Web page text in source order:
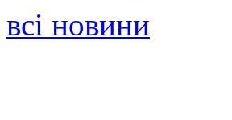
всі новини